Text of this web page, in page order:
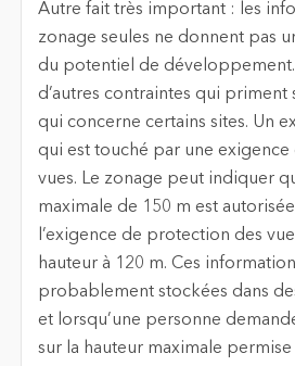
Autre fait très important : les
zonage seules ne donnent pas
du potentiel de
d’autres contraintes qui priment
qui concerne certains sites. Un
qui est touché par une
vues. Le zonage peut indiquer
maximale de 150 m est
l’exigence de protection des
hauteur à 120 m. Ces
probablement stockées dans
et lorsqu’une personne
sur la hauteur maximale permise